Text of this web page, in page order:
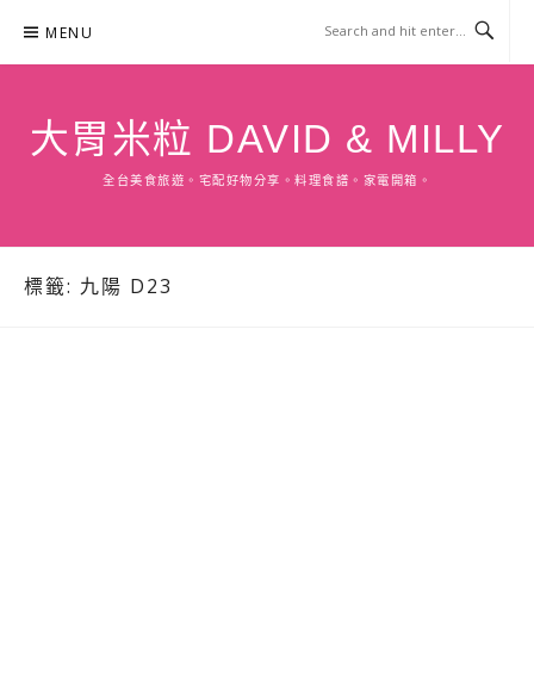
content
MENU
大胃米粒 DAVID & MILLY
全台美食旅遊。宅配好物分享。料理食譜。家電開箱。
標籤: 九陽 D23